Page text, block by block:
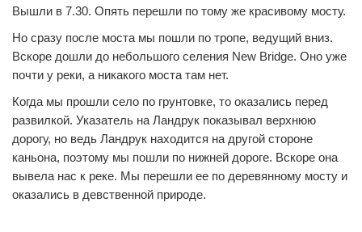
Вышли в 7.30. Опять перешли по тому же красивому мосту.
Но сразу после моста мы пошли по тропе, ведущий вниз.
Вскоре дошли до небольшого селения New Bridge. Оно уже
почти у реки, а никакого моста там нет.
Когда мы прошли село по грунтовке, то оказались перед
развилкой. Указатель на Ландрук показывал верхнюю
дорогу, но ведь Ландрук находится на другой стороне
каньона, поэтому мы пошли по нижней дороге. Вскоре она
вывела нас к реке. Мы перешли ее по деревянному мосту и
оказались в девственной природе.